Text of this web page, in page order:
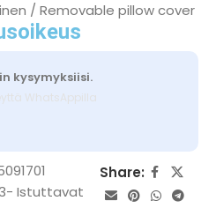
/ Removable pillow cover
kysymyksiisi.
WhatsAppilla
Istuttavat
Share: